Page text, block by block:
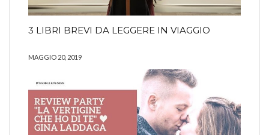
3 LIBRI BREVI DA LEGGERE IN VIAGGIO
MAGGIO 20, 2019